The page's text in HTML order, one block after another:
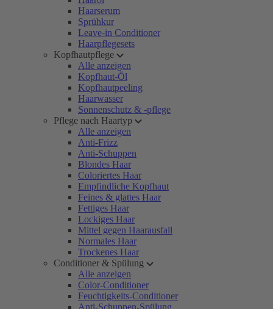
Haarserum
Sprühkur
Leave-in Conditioner
Haarpflegesets
Kopfhautpflege
Alle anzeigen
Kopfhaut-Öl
Kopfhautpeeling
Haarwasser
Sonnenschutz & -pflege
Pflege nach Haartyp
Alle anzeigen
Anti-Frizz
Anti-Schuppen
Blondes Haar
Coloriertes Haar
Empfindliche Kopfhaut
Feines & glattes Haar
Fettiges Haar
Lockiges Haar
Mittel gegen Haarausfall
Normales Haar
Trockenes Haar
Conditioner & Spülung
Alle anzeigen
Color-Conditioner
Feuchtigkeits-Conditioner
Anti-Schuppen-Spülung